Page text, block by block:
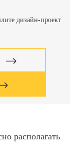
дизайн-проект
располагать